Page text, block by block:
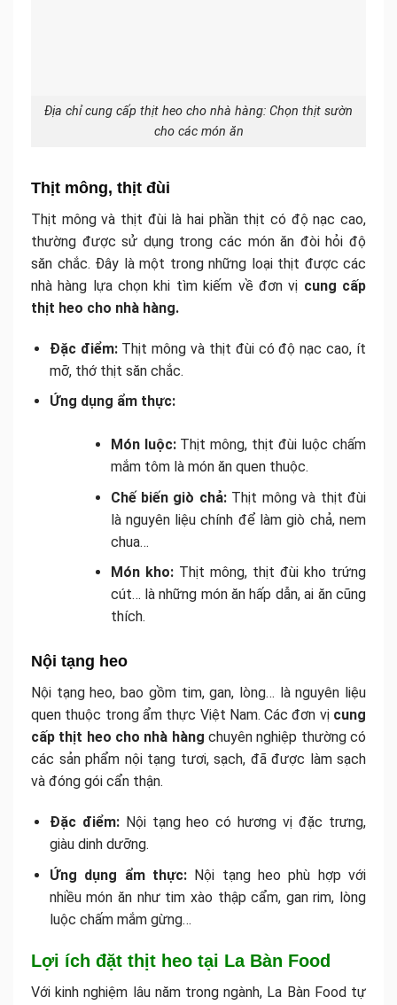
Địa chỉ cung cấp thịt heo cho nhà hàng: Chọn thịt sườn
cho các món ăn
Thịt mông, thịt đùi
Thịt mông và thịt đùi là hai phần thịt có độ nạc cao,
thường được sử dụng trong các món ăn đòi hỏi độ
săn chắc. Đây là một trong những loại thịt được các
nhà hàng lựa chọn khi tìm kiếm về đơn vị cung cấp
thịt heo cho nhà hàng.
Đặc điểm:Thịt mông và thịt đùi có độ nạc cao, ít
mỡ, thớ thịt săn chắc.
Ứng dụng ẩm thực:
Món luộc:Thịt mông, thịt đùi luộc chấm
mắm tôm là món ăn quen thuộc.
Chế biến giò chả:Thịt mông và thịt đùi
là nguyên liệu chính để làm giò chả, nem
chua…
Món kho:Thịt mông, thịt đùi kho trứng
cút… là những món ăn hấp dẫn, ai ăn cũng
thích.
Nội tạng heo
Nội tạng heo, bao gồm tim, gan, lòng… là nguyên liệu
quen thuộc trong ẩm thực Việt Nam. Các đơn vị cung
cấp thịt heo cho nhà hàng chuyên nghiệp thường có
các sản phẩm nội tạng tươi, sạch, đã được làm sạch
và đóng gói cẩn thận.
Đặc điểm:Nội tạng heo có hương vị đặc trưng,
giàu dinh dưỡng.
Ứng dụng ẩm thực:Nội tạng heo phù hợp với
nhiều món ăn như tim xào thập cẩm, gan rim, lòng
luộc chấm mắm gừng…
Lợi ích đặt thịt heo tại La Bàn Food
Với kinh nghiệm lâu năm trong ngành, La Bàn Food tự